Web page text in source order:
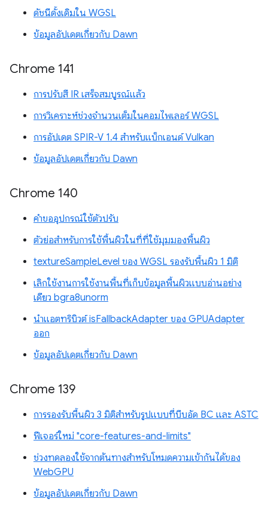
ดัชนีดั้งเดิมใน WGSL
ข้อมูลอัปเดตเกี่ยวกับ Dawn
Chrome 141
การปรับสี IR เสร็จสมบูรณ์แล้ว
การวิเคราะห์ช่วงจำนวนเต็มในคอมไพเลอร์ WGSL
การอัปเดต SPIR-V 1.4 สำหรับแบ็กเอนด์ Vulkan
ข้อมูลอัปเดตเกี่ยวกับ Dawn
Chrome 140
คำขออุปกรณ์ใช้ตัวปรับ
ตัวย่อสำหรับการใช้พื้นผิวในที่ที่ใช้มุมมองพื้นผิว
textureSampleLevel ของ WGSL รองรับพื้นผิว 1 มิติ
เลิกใช้งานการใช้งานพื้นที่เก็บข้อมูลพื้นผิวแบบอ่านอย่าง
เดียว bgra8unorm
นำแอตทริบิวต์ isFallbackAdapter ของ GPUAdapter
ออก
ข้อมูลอัปเดตเกี่ยวกับ Dawn
Chrome 139
การรองรับพื้นผิว 3 มิติสำหรับรูปแบบที่บีบอัด BC และ ASTC
ฟีเจอร์ใหม่ "core-features-and-limits"
ช่วงทดลองใช้จากต้นทางสำหรับโหมดความเข้ากันได้ของ
WebGPU
ข้อมูลอัปเดตเกี่ยวกับ Dawn